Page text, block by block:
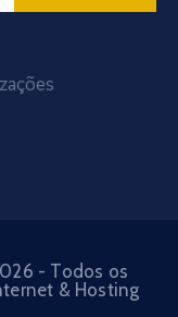
- Todos os
& Hosting